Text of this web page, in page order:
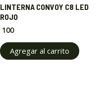
LINTERNA CONVOY C8 LED
ROJO
100
Agregar al carrito